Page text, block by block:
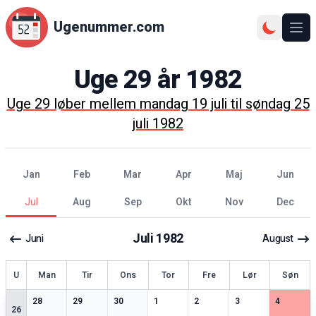
Ugenummer.com
Uge29år 1982
Uge29løber mellemmandag 19 julitilsøndag 25
juli 1982
jan feb mar apr maj
jun
jul
aug sep okt nov dec
Juni Juli1982 August
Uge Man Tir Ons Tor Fre Lør Søn
26
28
0særlige datoer
29
0særlige datoer
30
0særlige datoer
10 særlige datoer
2
0særlige datoer
3
0særlige datoer
4
0særlige